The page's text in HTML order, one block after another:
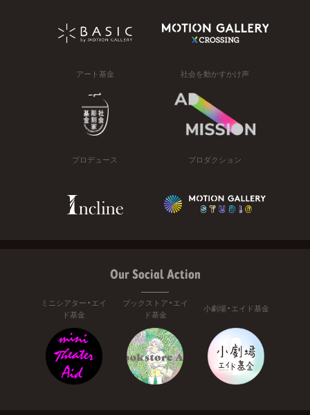
アート基金 社会を動かすかけ声
プロデュース プロダクション
Our Social Action
ミニシアター・エイ
ド基金
ブックストア・エイ
ド基金
小劇場・エイド基金